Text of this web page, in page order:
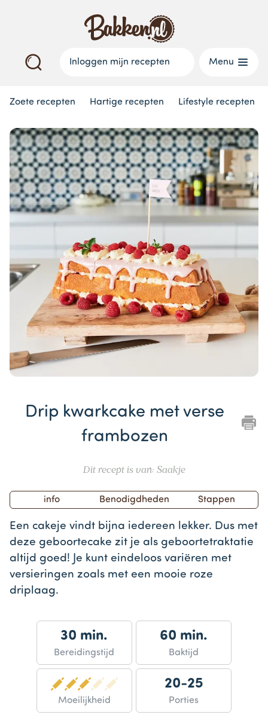
Inloggen mijn recepten Menu
Zoete recepten Hartige recepten Lifestyle recepten
Drip kwarkcake met verse
frambozen
Dit recept is van: Saakje
info Benodigdheden Stappen
Een cakeje vindt bijna iedereen lekker. Dus met
deze geboortecake zit je als geboortetraktatie
altijd goed! Je kunt eindeloos variëren met
versieringen zoals met een mooie roze
driplaag.
30 min.
Bereidingstijd
60 min.
Baktijd
Moeilijkheid
20-25
Porties